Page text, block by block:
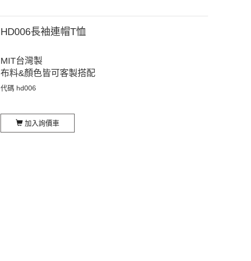
HD006長袖連帽T恤
MIT台灣製
布料&顏色皆可客製搭配
代碼 hd006
加入詢價車